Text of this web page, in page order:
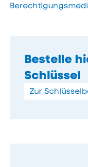
Bestelle
Schlüssel
Zur